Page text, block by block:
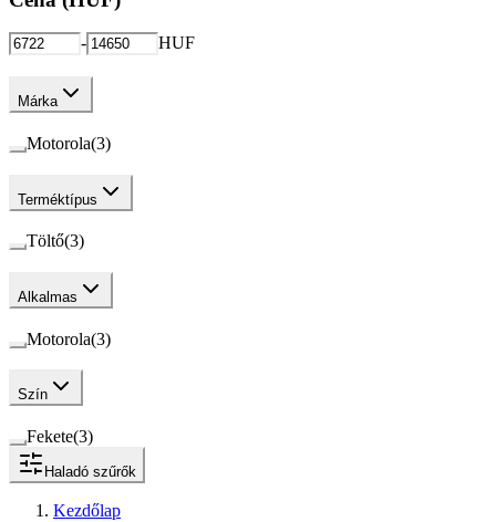
- HUF
Márka
Motorola(3)
Terméktípus
Töltő(3)
Alkalmas
Motorola(3)
Szín
Fekete(3)
Haladó szűrők
Kezdőlap